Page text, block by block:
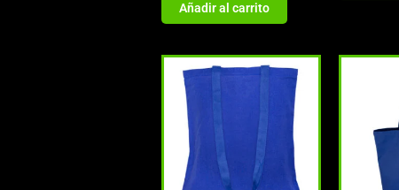
Añadir al carrito